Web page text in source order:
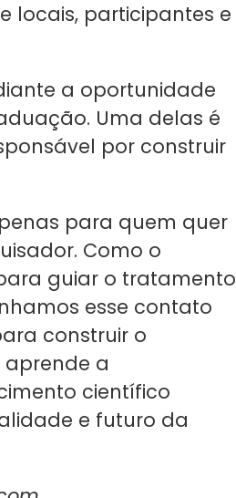
locais, participantes e
a oportunidade
Uma delas é
por construir
para quem quer
Como o
guiar o tratamento
esse contato
construir o
a
científico
e futuro da